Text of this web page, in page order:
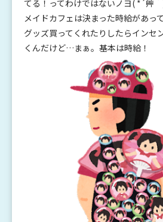
てる！ってわけではないノヨ( *´艸
メイドカフェは決まった時給があっ
グッズ買ってくれたりしたらインセ
くんだけど…まぁ。基本は時給！